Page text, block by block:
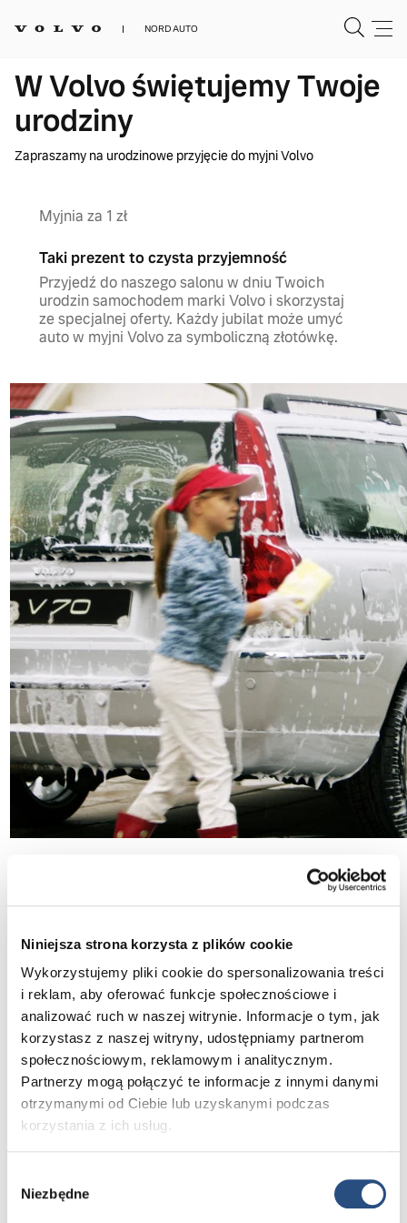
Niniejsza strona korzysta z plików cookie
Wykorzystujemy pliki cookie do spersonalizowania treści
i reklam, aby oferować funkcje społecznościowe i
analizować ruch w naszej witrynie. Informacje o tym, jak
korzystasz z naszej witryny, udostępniamy partnerom
społecznościowym, reklamowym i analitycznym.
Partnerzy mogą połączyć te informacje z innymi danymi
otrzymanymi od Ciebie lub uzyskanymi podczas
korzystania z ich usług.
zgody
Niezbędne
NORD AUTO
W Volvo świętujemy Twoje
urodziny
Zapraszamy na urodzinowe przyjęcie do myjni Volvo
Myjnia za 1 zł
Taki prezent to czysta przyjemność
Przyjedź do naszego salonu w dniu Twoich
urodzin samochodem marki Volvo i skorzystaj
ze specjalnej oferty. Każdy jubilat może umyć
auto w myjni Volvo za symboliczną złotówkę.
Wystarczy, że masz Volvo
Nie ma znaczenia, jakim modelem ani
rocznikiem przyjedziesz. Nie ma też
znaczenia kiedy został kupiony. Wystarczy,
że będzie to Volvo.